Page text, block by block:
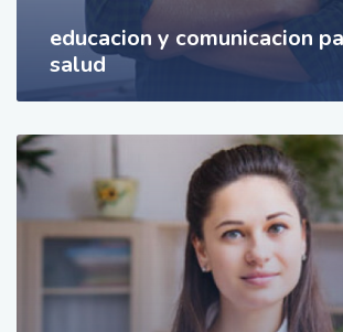
educacion y comunicacion
salud